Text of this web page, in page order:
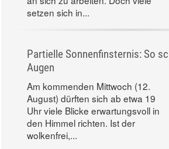
setzen sich in...
Partielle Sonnenfinsternis: So
Augen
Am kommenden Mittwoch (12.
August) dürften sich ab etwa 19
Uhr viele Blicke erwartungsvoll in
den Himmel richten. Ist der
wolkenfrei,...